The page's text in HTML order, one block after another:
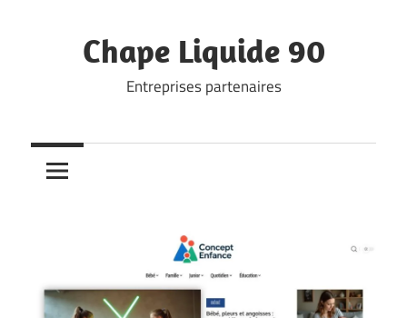
Chape Liquide 90
Entreprises partenaires